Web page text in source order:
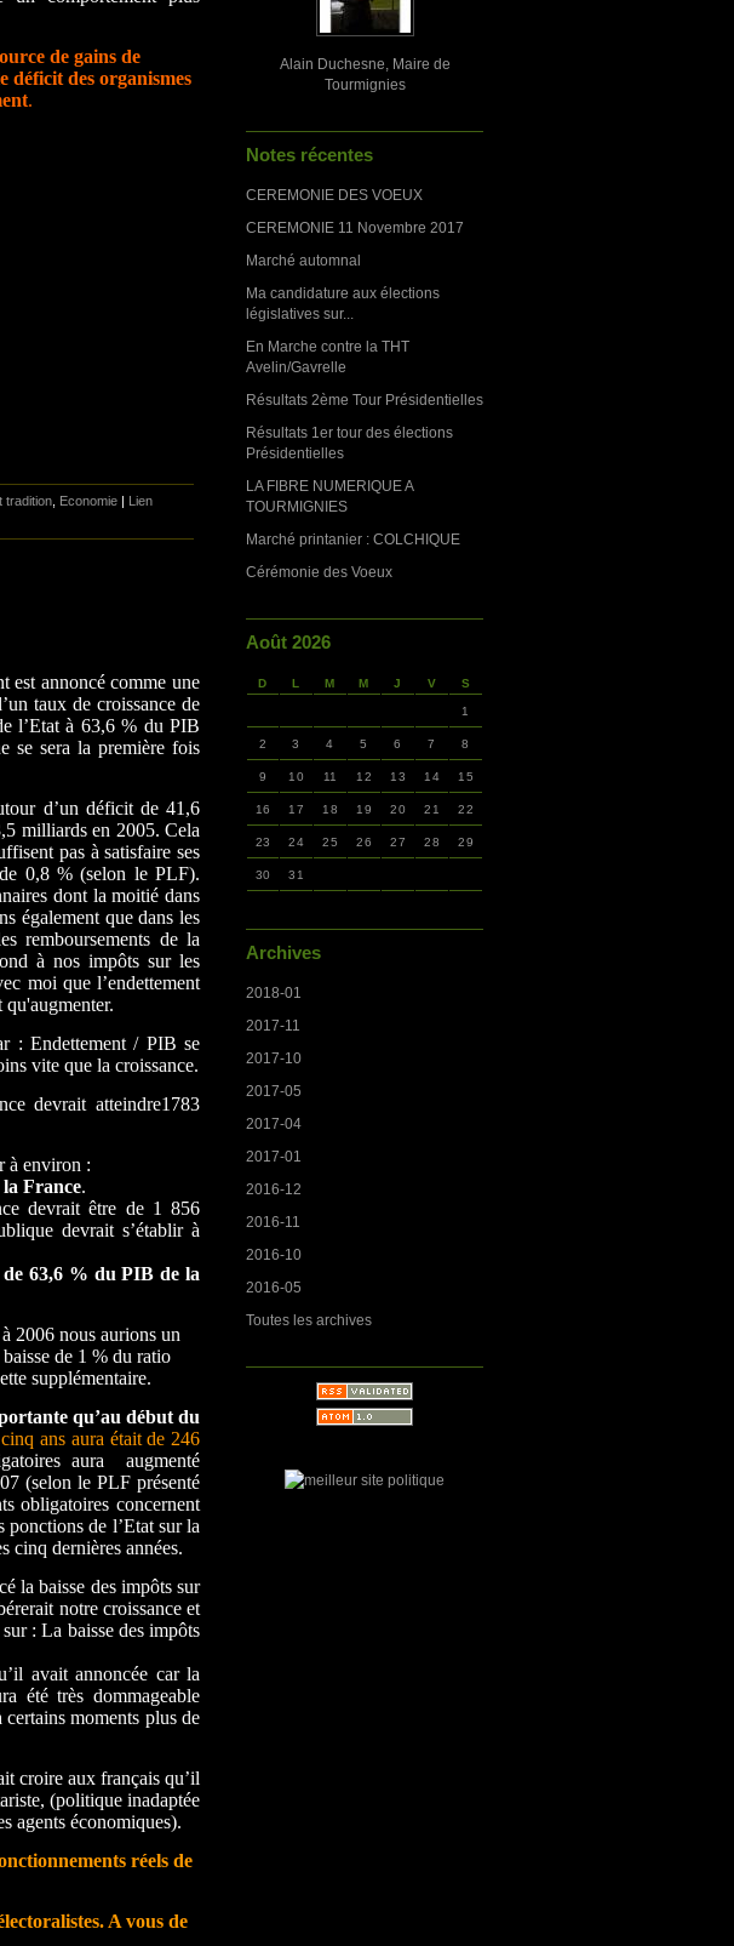
Alain Duchesne, Maire de
Tourmignies
Notes récentes
CEREMONIE DES VOEUX
CEREMONIE 11 Novembre 2017
Marché automnal
Ma candidature aux élections
législatives sur...
En Marche contre la THT
Avelin/Gavrelle
Résultats 2ème Tour Présidentielles
Résultats 1er tour des élections
Présidentielles
LA FIBRE NUMERIQUE A
TOURMIGNIES
Marché printanier : COLCHIQUE
Cérémonie des Voeux
Août 2026
D L M M J V S
1
2 3 4 5 6 7 8
9 10 11 12 13 14 15
16 17 18 19 20 21 22
23 24 25 26 27 28 29
30 31
Archives
2018-01
2017-11
2017-10
2017-05
2017-04
2017-01
2016-12
2016-11
2016-10
2016-05
Toutes les archives
de gains de
déficit des organismes
.
tradition Economie | Lien
annoncé comme une
taux de croissance de
l’Etat à 63,6 % du PIB
se sera la première fois
d’un déficit de 41,6
milliards en 2005. Cela
pas à satisfaire ses
0,8 % (selon le PLF).
dont la moitié dans
également que dans les
remboursements de la
à nos impôts sur les
moi que l’endettement
: Endettement / PIB se
vite que la croissance.
devrait atteindre1783
à environ :
France.
devrait être de 1 856
devrait s’établir à
63,6 % du PIB de la
2006 nous aurions un
de 1 % du ratio
supplémentaire.
qu’au début du
ans aura était de 246
aura
augmenté
(selon le PLF présenté
obligatoires concernent
ponctions de l’Etat sur la
cinq dernières années.
la baisse des impôts sur
notre croissance et
: La baisse des impôts
avait annoncée car la
été très dommageable
certains moments plus de
croire aux français qu’il
(politique inadaptée
agents économiques).
réels de
A vous de